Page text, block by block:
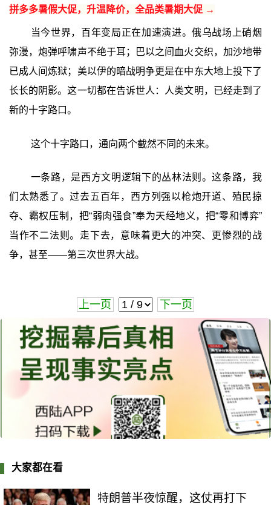
拼多多暑假大促，升温降价，全品类暑期大促 →
当今世界，百年变局正在加速演进。俄乌战场上硝烟
弥漫，炮弹呼啸声不绝于耳；巴以之间血火交织，加沙地带
已成人间炼狱；美以伊的暗战明争更是在中东大地上投下了
长长的阴影。这一切都在告诉世人：人类文明，已经走到了
新的十字路口。
这个十字路口，通向两个截然不同的未来。
一条路，是西方文明逻辑下的丛林法则。这条路，我
们太熟悉了。过去五百年，西方列强以枪炮开道、殖民掠
夺、霸权压制，把“弱肉强食”奉为天经地义，把“零和博弈”
当作不二法则。走下去，意味着更大的冲突、更惨烈的战
争，甚至——第三次世界大战。
上一页 下一页
大家都在看
特朗普半夜惊醒，这仗再打下